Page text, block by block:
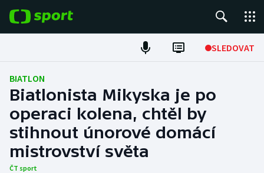
SLEDOVAT
Fotbal
Hokej
Tenis
Atletika
BIATLON
Biatlonista Mikyska je po
operaci kolena, chtěl by
stihnout únorové domácí
mistrovství světa
ČT sport